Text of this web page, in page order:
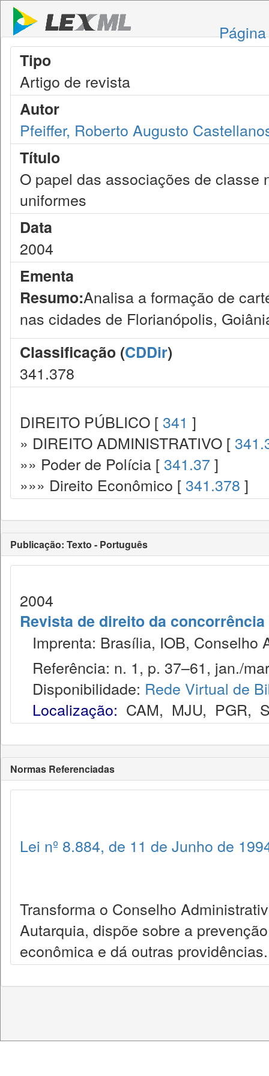
Tipo
Artigo de revista
Autor
Pfeiffer, Roberto Augusto
Título
O papel das associações de classe
uniformes
Data
2004
Ementa
Resumo:Analisa a formação de
nas cidades de Florianópolis,
Classificação (CDDir)
341.378
DIREITO PÚBLICO [ 341 ]
» DIREITO ADMINISTRATIVO [
»» Poder de Polícia [ 341.37 ]
»»» Direito Econômico [ 341.378 ]
Publicação: Texto - Português
2004
Revista de direito da concorrência
Imprenta: Brasília, IOB, Conselho
Referência: n. 1, p. 37–61, jan./
Disponibilidade: Rede Virtual de
Localização: CAM, MJU, PGR,
Normas Referenciadas
Lei nº 8.884, de 11 de Junho de
Transforma o Conselho
Autarquia, dispõe sobre a
econômica e dá outras providências.